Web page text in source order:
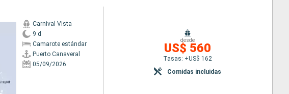
Carnival Vista
9 d
Camarote estándar
Puerto Canaveral
05/09/2026
desde
US$ 560
Tasas: +US$ 162
Comidas incluidas